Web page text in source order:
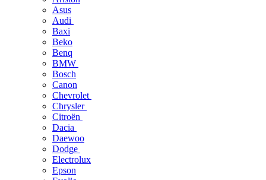
Asus
Audi
Baxi
Beko
Benq
BMW
Bosch
Canon
Chevrolet
Chrysler
Citroën
Dacia
Daewoo
Dodge
Electrolux
Epson